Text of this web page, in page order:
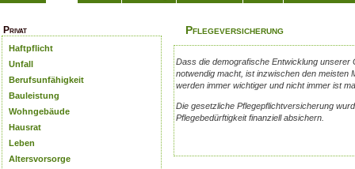
Privat
Haftpflicht
Unfall
Berufsunfähigkeit
Bauleistung
Wohngebäude
Hausrat
Leben
Altersvorsorge
Pflegeversicherung
Dass die demografische Entwicklung
notwendig macht, ist inzwischen den meisten
werden immer wichtiger und nicht immer ist
Die gesetzliche Pflegepflichtversicherung
Pflegebedürftigkeit finanziell absichern.